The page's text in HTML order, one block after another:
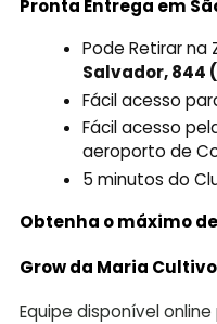
Pronta Entrega em
Pode Retirar na
Salvador, 844
Fácil acesso
Fácil acesso
aeroporto de
5 minutos do
Obtenha o máximo
Grow da Maria
Equipe disponível